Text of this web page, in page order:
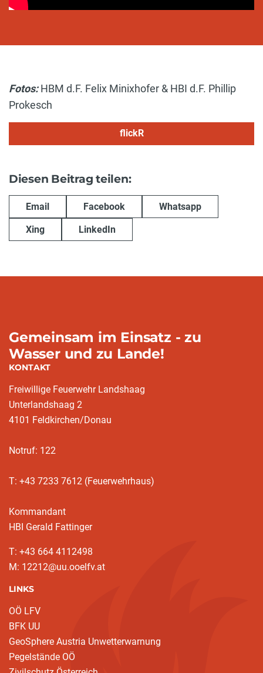
Fotos:HBM d.F. Felix Minixhofer & HBI d.F. Phillip
Prokesch
flickR
Diesen Beitrag teilen:
Email Facebook Whatsapp
Xing LinkedIn
Gemeinsam im Einsatz - zu
Wasser und zu Lande!
KONTAKT
Freiwillige Feuerwehr Landshaag
Unterlandshaag 2
4101 Feldkirchen/Donau
Notruf: 122
T: +43 7233 7612 (Feuerwehrhaus)
Kommandant
HBI Gerald Fattinger
T: +43 664 4112498
M: 12212@uu.ooelfv.at
LINKS
OÖ LFV
BFK UU
GeoSphere Austria Unwetterwarnung
Pegelstände OÖ